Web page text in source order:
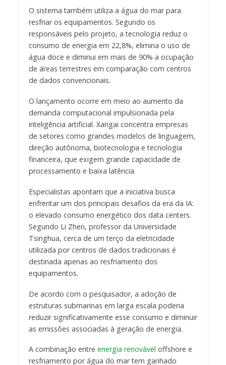
O sistema também utiliza a água do mar para
resfriar os equipamentos. Segundo os
responsáveis pelo projeto, a tecnologia reduz o
consumo de energia em 22,8%, elimina o uso de
água doce e diminui em mais de 90% a ocupação
de áreas terrestres em comparação com centros
de dados convencionais.
O lançamento ocorre em meio ao aumento da
demanda computacional impulsionada pela
inteligência artificial. Xangai concentra empresas
de setores como grandes modelos de linguagem,
direção autônoma, biotecnologia e tecnologia
financeira, que exigem grande capacidade de
processamento e baixa latência.
Especialistas apontam que a iniciativa busca
enfrentar um dos principais desafios da era da IA:
o elevado consumo energético dos data centers.
Segundo Li Zhen, professor da Universidade
Tsinghua, cerca de um terço da eletricidade
utilizada por centros de dados tradicionais é
destinada apenas ao resfriamento dos
equipamentos.
De acordo com o pesquisador, a adoção de
estruturas submarinas em larga escala poderia
reduzir significativamente esse consumo e diminuir
as emissões associadas à geração de energia.
A combinação entre energia renovável offshore e
resfriamento por água do mar tem ganhado